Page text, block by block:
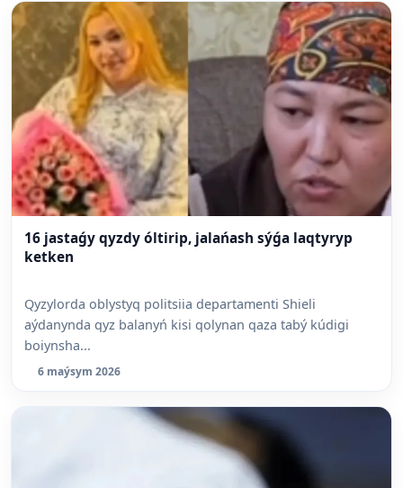
16 jastaǵy qyzdy óltirip, jalańash sýǵa laqtyryp
ketken
Qyzylorda oblystyq politsiia departamenti Shieli
aýdanynda qyz balanyń kisi qolynan qaza tabý kúdigi
boiynsha...
6 maýsym 2026